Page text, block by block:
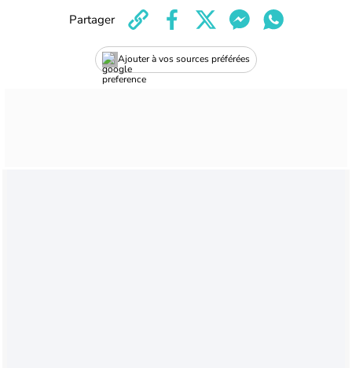
Ajouter à vos sources préférées
Partager